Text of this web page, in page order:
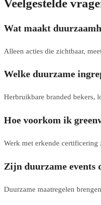
Veelgestelde
Wat maakt
Alleen acties die zichtbaar,
Welke duurzame
Herbruikbare branded bekers,
Hoe voorkom ik
Werk met erkende
Zijn duurzame events
Duurzame maatregelen